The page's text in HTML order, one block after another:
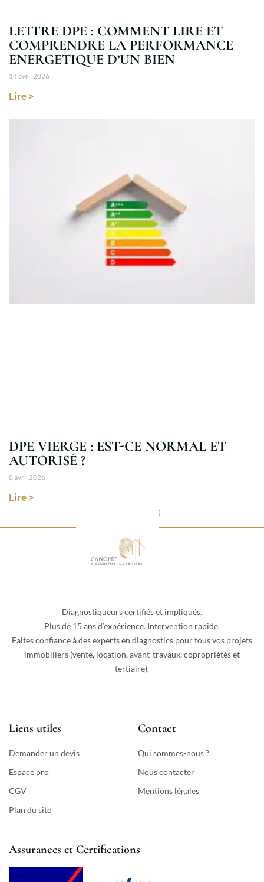
LETTRE DPE : COMMENT LIRE ET
COMPRENDRE LA PERFORMANCE
ENERGETIQUE D’UN BIEN
14 avril 2026
Lire >
DPE VIERGE : EST-CE NORMAL ET
AUTORISÉ ?
8 avril 2026
Lire >
5
Diagnostiqueurs certifiés et impliqués.
Plus de 15 ans d’expérience. Intervention rapide.
Faites confiance à des experts en diagnostics pour tous vos projets
immobiliers (vente, location, avant-travaux, copropriétés et
tertiaire).
Liens utiles
Demander un devis
Espace pro
CGV
Plan du site
Contact
Qui sommes-nous ?
Nous contacter
Mentions légales
Assurances et Certifications